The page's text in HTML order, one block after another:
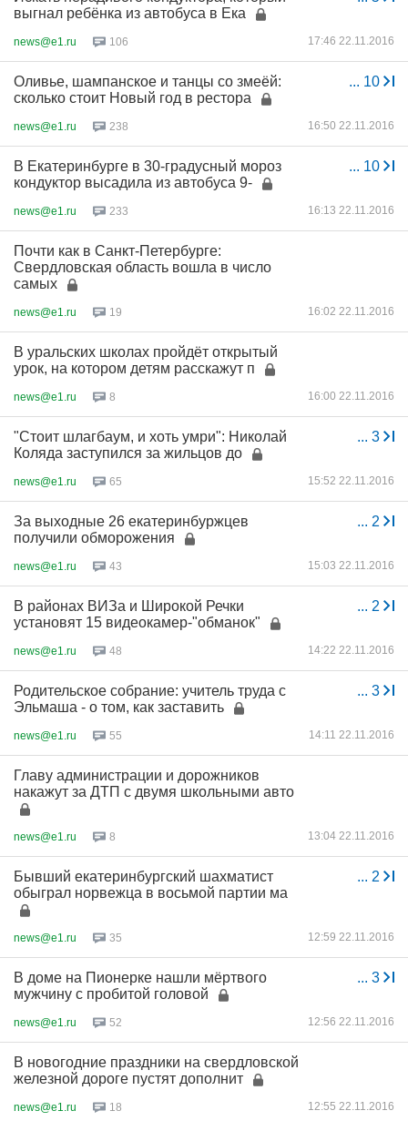
выгнал ребёнка из автобуса в Ека
news@e1.ru 106 17:46 22.11.2016
... 10
Оливье, шампанское и танцы со змеёй:
сколько стоит Новый год в рестора
news@e1.ru 238 16:50 22.11.2016
... 10
В Екатеринбурге в 30-градусный мороз
кондуктор высадила из автобуса 9-
news@e1.ru 233 16:13 22.11.2016
Почти как в Санкт-Петербурге:
Свердловская область вошла в число
самых
news@e1.ru 19 16:02 22.11.2016
В уральских школах пройдёт открытый
урок, на котором детям расскажут п
news@e1.ru 8 16:00 22.11.2016
... 3
"Стоит шлагбаум, и хоть умри": Николай
Коляда заступился за жильцов до
news@e1.ru 65 15:52 22.11.2016
... 2
За выходные 26 екатеринбуржцев
получили обморожения
news@e1.ru 43 15:03 22.11.2016
... 2
В районах ВИЗа и Широкой Речки
установят 15 видеокамер-"обманок"
news@e1.ru 48 14:22 22.11.2016
... 3
Родительское собрание: учитель труда с
Эльмаша - о том, как заставить
news@e1.ru 55 14:11 22.11.2016
Главу администрации и дорожников
накажут за ДТП с двумя школьными авто
news@e1.ru 8 13:04 22.11.2016
... 2
Бывший екатеринбургский шахматист
обыграл норвежца в восьмой партии ма
news@e1.ru 35 12:59 22.11.2016
... 3
В доме на Пионерке нашли мёртвого
мужчину с пробитой головой
news@e1.ru 52 12:56 22.11.2016
В новогодние праздники на свердловской
железной дороге пустят дополнит
news@e1.ru 18 12:55 22.11.2016